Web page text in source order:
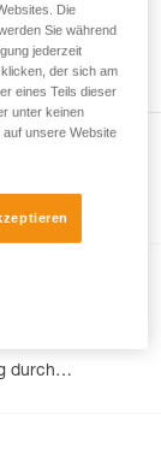
den
bevor
Aktivität
gibt es
durch
Die
Sie während
jederzeit
klicken, der sich am
eines Teils dieser
unter keinen
auf unsere Website